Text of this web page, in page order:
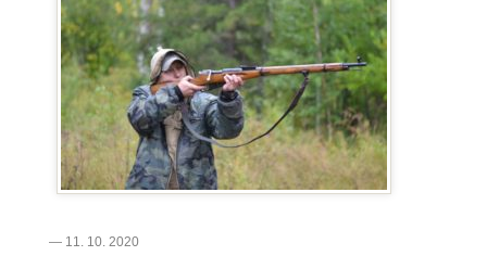
— 11. 10. 2020